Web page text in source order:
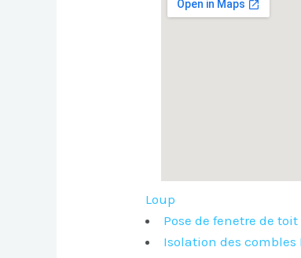
Loup
Pose de fenetre de toit
Isolation des